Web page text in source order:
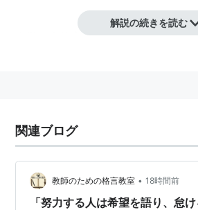
大学・高等専門学校以外の学校では
解説の続きを読む
関連ブログ
教師のための格言教室 • 18時間前
「努力する人は希望を語り、怠